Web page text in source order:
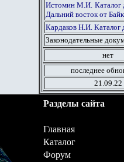
Истомин М.И. Каталог
Дальний восток от
Кардаков Н.И. Каталог
Законодательные
нет
последнее
21.09.22
Разделы сайта
Главная
Каталог
Форум